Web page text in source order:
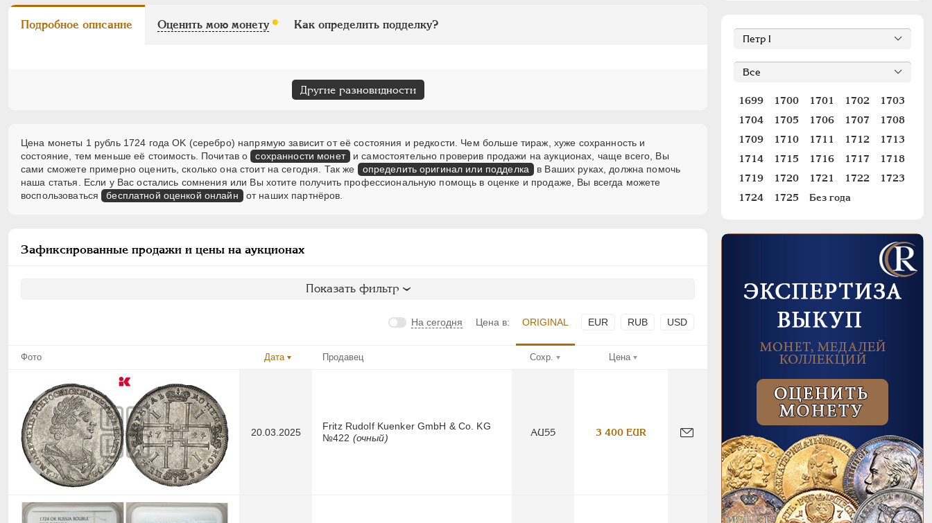
Подробное описание Оценить мою монету Как определить подделку?
Другие разновидности
Цена монеты 1 рубль 1724 года OK (серебро) напрямую зависит от её состояния и редкости. Чем больше тираж, хуже сохранность и
состояние, тем меньше её стоимость. Почитав о сохранности монет и самостоятельно проверив продажи на аукционах, чаще всего, Вы
сами сможете примерно оценить, сколько она стоит на сегодня. Так же
определить оригинал или подделка
в Ваших руках, должна помочь
наша статья. Если у Вас остались сомнения или Вы хотите получить профессиональную помощь в оценке и продаже, Вы всегда можете
воспользоваться бесплатной оценкой онлайн от наших партнёров.
Зафиксированные продажи и цены на аукционах
Показать фильтр
На сегодня Цена в: ORIGINAL EUR RUB USD
Фото Дата Продавец Сохр. Цена
20.03.2025
Fritz Rudolf Kuenker GmbH & Co. KG
№422 (очный)
AU55 3 400 EUR
1699 1700 1701 1702
1703
1704
1705 1706 1707
1708
1709
1710 1711 1712
1713
1714
1715 1716 1717
1718
1719
1720 1721 1722
1723
1724
1725 Без года